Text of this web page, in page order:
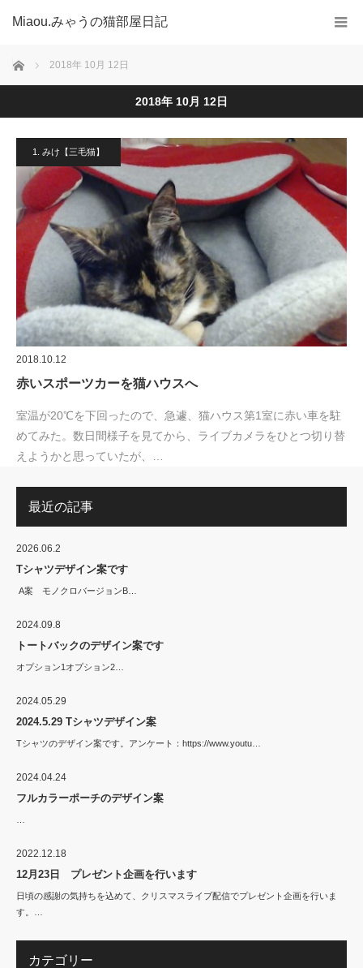
Miaou.みゃうの猫部屋日記
ホーム 2018年 10月 12日
2018年 10月 12日
1. みけ【三毛猫】
2018.10.12
赤いスポーツカーを猫ハウスへ
室温が20℃を下回ったので、急遽、猫ハウス第1室に赤い車を駐
めてみた。数日間様子を見てから、ライブカメラをひとつ切り替
えようかと思っていたが、…
最近の記事
2026.06.2
Tシャツデザイン案です
A案 モノクロバージョンB…
2024.09.8
トートバックのデザイン案です
オプション1オプション2…
2024.05.29
2024.5.29 Tシャツデザイン案
Tシャツのデザイン案です。アンケート：https://www.youtu…
2024.04.24
フルカラーポーチのデザイン案
2022.12.18
12月23日 プレゼント企画を行います
日頃の感謝の気持ちを込めて、クリスマスライブ配信でプレゼント企画を行いま
す。…
カテゴリー